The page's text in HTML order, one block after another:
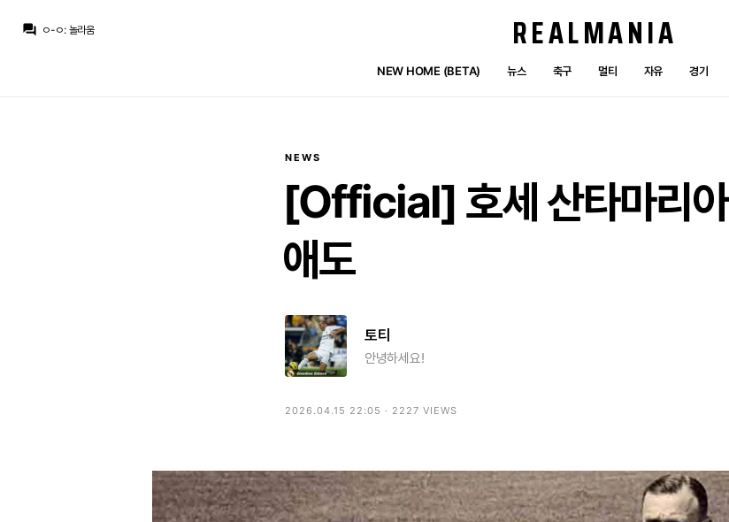
question_answer ㅇ-ㅇ: 놀라움
근데 임대갈수 있나요? 어딜가든 바로 쓸수 없어서 데려갈 팀이 없을거 같은데
REALMANIA
NEW HOME (BETA) 뉴스 축구 멀티 자유 경기
NEWS
[Official] 호세 산타마리아
애도
토티
안녕하세요!
2026.04.15 22:05 · 2227 VIEWS